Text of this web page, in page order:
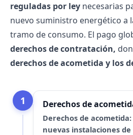
reguladas por ley necesarias
nuevo suministro energético a
tramo de consumo. El pago
derechos de contratación,
derechos de acometida y los
1 Derechos de
Derechos de acometida:
nuevas instalaciones de